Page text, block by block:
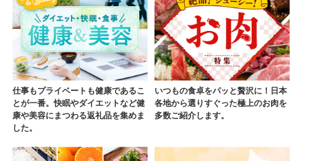
仕事もプライベートも健康であるこ
とが一番。快眠やダイエットなど健
康や美容にまつわる返礼品を集めま
した。
いつもの食卓をパッと贅沢に！日本
各地から選りすぐった極上のお肉を
多数ご紹介します。